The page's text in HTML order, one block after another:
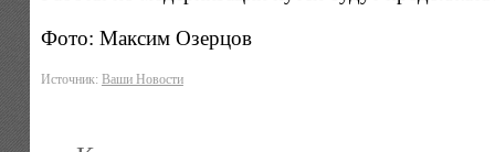
Фото: Максим Озерцов
Источник: Ваши Новости